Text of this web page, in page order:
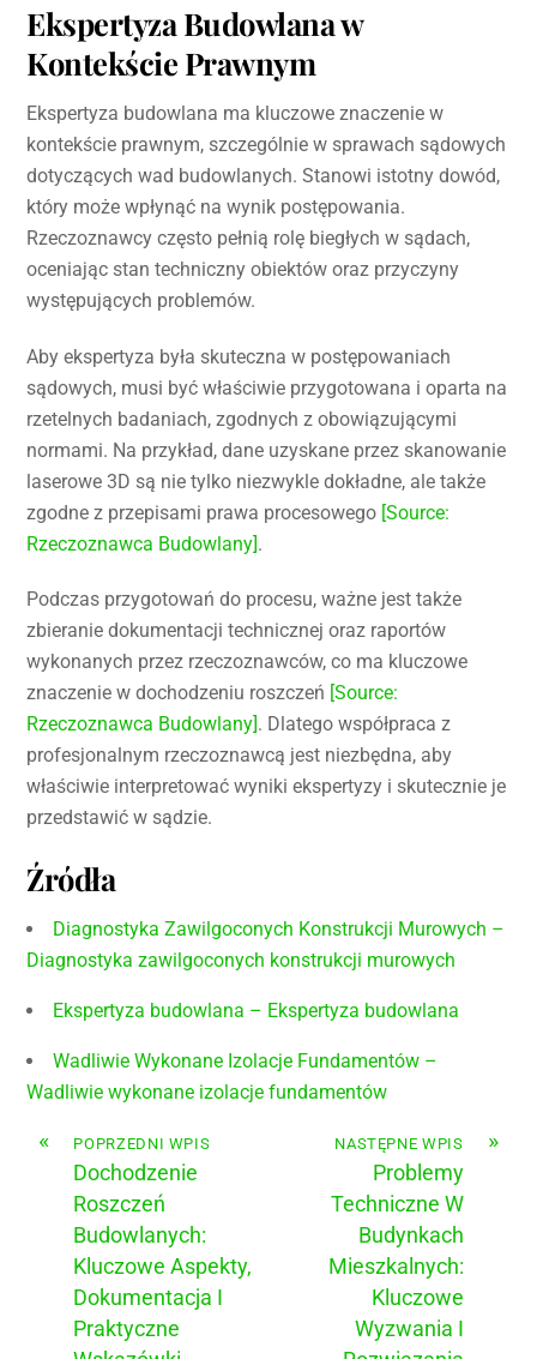
Ekspertyza Budowlana w
Kontekście Prawnym
Ekspertyza budowlana ma kluczowe znaczenie w
kontekście prawnym, szczególnie w sprawach sądowych
dotyczących wad budowlanych. Stanowi istotny dowód,
który może wpłynąć na wynik postępowania.
Rzeczoznawcy często pełnią rolę biegłych w sądach,
oceniając stan techniczny obiektów oraz przyczyny
występujących problemów.
Aby ekspertyza była skuteczna w postępowaniach
sądowych, musi być właściwie przygotowana i oparta na
rzetelnych badaniach, zgodnych z obowiązującymi
normami. Na przykład, dane uzyskane przez skanowanie
laserowe 3D są nie tylko niezwykle dokładne, ale także
zgodne z przepisami prawa procesowego [Source:
Rzeczoznawca Budowlany].
Podczas przygotowań do procesu, ważne jest także
zbieranie dokumentacji technicznej oraz raportów
wykonanych przez rzeczoznawców, co ma kluczowe
znaczenie w dochodzeniu roszczeń [Source:
Rzeczoznawca Budowlany]. Dlatego współpraca z
profesjonalnym rzeczoznawcą jest niezbędna, aby
właściwie interpretować wyniki ekspertyzy i skutecznie je
przedstawić w sądzie.
Źródła
Diagnostyka Zawilgoconych Konstrukcji Murowych –
Diagnostyka zawilgoconych konstrukcji murowych
Ekspertyza budowlana – Ekspertyza budowlana
Wadliwie Wykonane Izolacje Fundamentów –
Wadliwie wykonane izolacje fundamentów
« POPRZEDNI WPIS
Dochodzenie
Roszczeń
Budowlanych:
Kluczowe Aspekty,
Dokumentacja I
Praktyczne
»
NASTĘPNE WPIS
Problemy
Techniczne W
Budynkach
Mieszkalnych:
Kluczowe
Wyzwania I